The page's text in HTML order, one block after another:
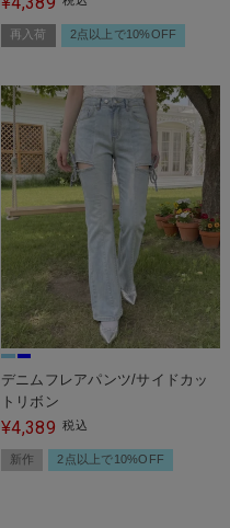
再入荷 2点以上で10%OFF
デニムフレアパンツ/サイドカッ
トリボン
¥4,389 税込
新作 2点以上で10%OFF